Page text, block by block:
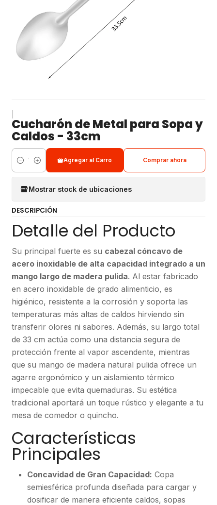
Cucharón de Metal para Sopa y
Caldos - 33cm
Cantidad
Agregar al Carro Comprar ahora
Mostrar stock de ubicaciones
DESCRIPCIÓN
Detalle del Producto
Su principal fuerte es su cabezal cóncavo de
acero inoxidable de alta capacidad integrado a un
mango largo de madera pulida. Al estar fabricado
en acero inoxidable de grado alimenticio, es
higiénico, resistente a la corrosión y soporta las
temperaturas más altas de caldos hirviendo sin
transferir olores ni sabores. Además, su largo total
de 33 cm actúa como una distancia segura de
protección frente al vapor ascendente, mientras
que su mango de madera natural pulida ofrece un
agarre ergonómico y un aislamiento térmico
impecable que evita quemaduras. Su estética
tradicional aportará un toque rústico y elegante a tu
mesa de comedor o quincho.
Características
Principales
Concavidad de Gran Capacidad: Copa
semiesférica profunda diseñada para cargar y
dosificar de manera eficiente caldos, sopas